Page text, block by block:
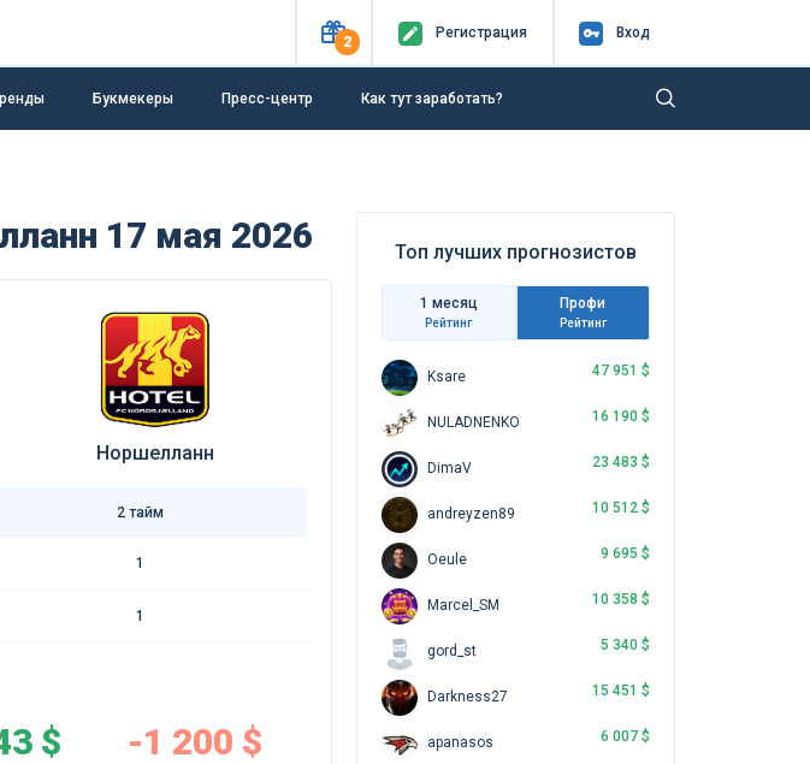
2
Регистрация Вход
Букмекеры Пресс-центр Как тут заработать?
17 мая 2026
Норшелланн
2 тайм
1
1
$ -1 200 $
Топ лучших прогнозистов
1 месяц
Рейтинг
Профи
Рейтинг
Ksare 47 951 $
NULADNENKO 16 190 $
DimaV 23 483 $
andreyzen89 10 512 $
Oeule 9 695 $
Marcel_SM 10 358 $
gord_st 5 340 $
Darkness27 15 451 $
apanasos 6 007 $